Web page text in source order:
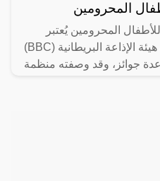
المحرومين
المحرومين يُعتبر
برنامج "درس" الذي أطلقته هيئة الإذاعة البريطانية (BBC)
جوائز، وقد وصفته منظمة